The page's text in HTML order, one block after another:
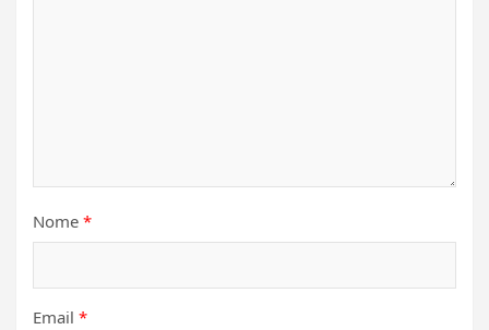
Nome *
Email *